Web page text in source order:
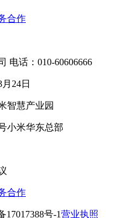
合作
电话：010-60606666
24日
智慧产业园
小米华东总部
合作
17017388号-1营业执照